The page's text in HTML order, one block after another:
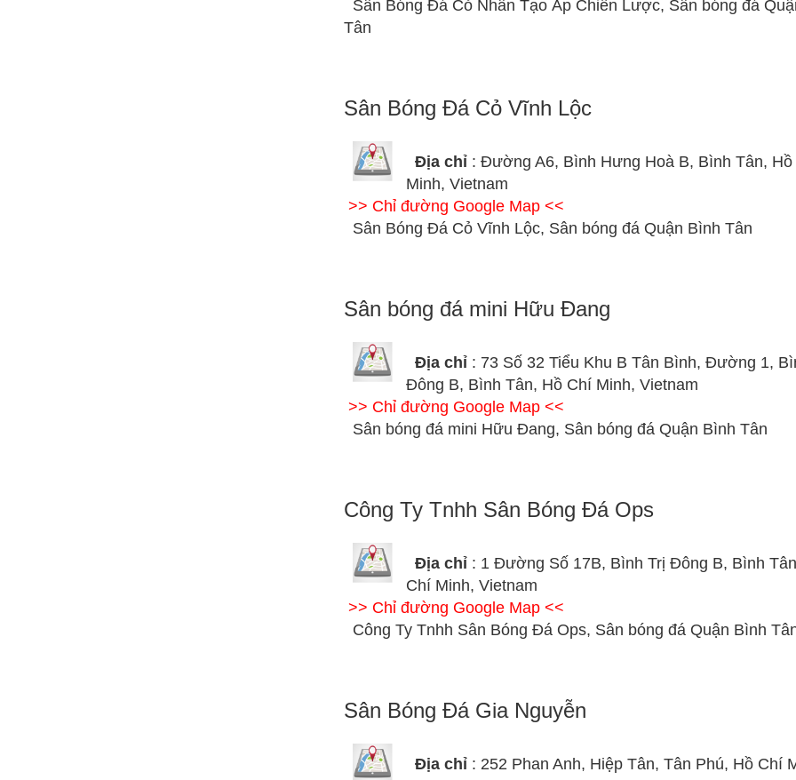
Sân Bóng Đá Cỏ Nhân Tạo Ấp Chiến Lược, Sân bóng đá
Tân
Sân Bóng Đá Cỏ Vĩnh Lộc
Địa chỉ : Đường A6, Bình Hưng Hoà B, Bình Tân, Hồ
Minh, Vietnam
>> Chỉ đường Google Map <<
Sân Bóng Đá Cỏ Vĩnh Lộc, Sân bóng đá Quận Bình Tân
Sân bóng đá mini Hữu Đang
Địa chỉ : 73 Số 32 Tiểu Khu B Tân Bình, Đường 1,
Đông B, Bình Tân, Hồ Chí Minh, Vietnam
>> Chỉ đường Google Map <<
Sân bóng đá mini Hữu Đang, Sân bóng đá Quận Bình Tân
Công Ty Tnhh Sân Bóng Đá Ops
Địa chỉ : 1 Đường Số 17B, Bình Trị Đông B, Bình
Chí Minh, Vietnam
>> Chỉ đường Google Map <<
Công Ty Tnhh Sân Bóng Đá Ops, Sân bóng đá Quận Bình
Sân Bóng Đá Gia Nguyễn
Địa chỉ : 252 Phan Anh, Hiệp Tân, Tân Phú, Hồ Chí